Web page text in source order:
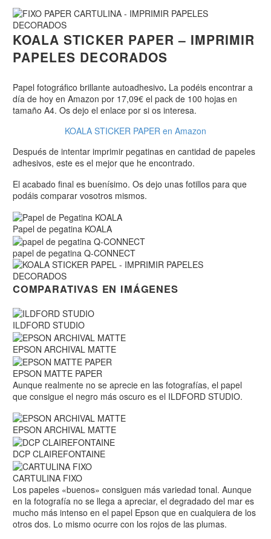
KOALA STICKER PAPER – IMPRIMIR
PAPELES DECORADOS
Papel fotográfico brillante autoadhesivo. La podéis encontrar a
día de hoy en Amazon por 17,09€ el pack de 100 hojas en
tamaño A4. Os dejo el enlace por si os interesa.
KOALA STICKER PAPER en Amazon
Después de intentar imprimir pegatinas en cantidad de papeles
adhesivos, este es el mejor que he encontrado.
El acabado final es buenísimo. Os dejo unas fotillos para que
podáis comparar vosotros mismos.
Papel de pegatina KOALA
papel de pegatina Q-CONNECT
COMPARATIVAS EN IMÁGENES
ILDFORD STUDIO
EPSON ARCHIVAL MATTE
EPSON MATTE PAPER
Aunque realmente no se aprecie en las fotografías, el papel
que consigue el negro más oscuro es el ILDFORD STUDIO.
EPSON ARCHIVAL MATTE
DCP CLAIREFONTAINE
CARTULINA FIXO
Los papeles «buenos» consiguen más variedad tonal. Aunque
en la fotografía no se llega a apreciar, el degradado del mar es
mucho más intenso en el papel Epson que en cualquiera de los
otros dos. Lo mismo ocurre con los rojos de las plumas.